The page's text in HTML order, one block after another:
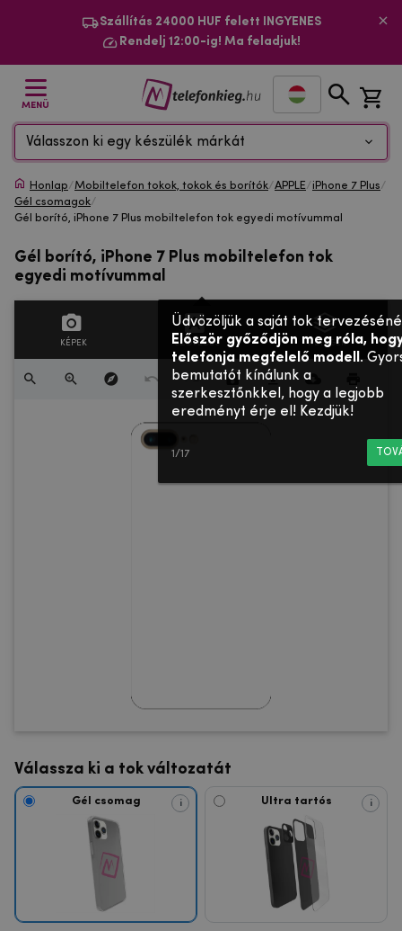
Szállítás 24000 HUF felett INGYENES
Rendelj 12:00-ig! Ma feladjuk!
MENÜ
Válasszon ki egy készülék márkát
Honlap/Mobiltelefon tokok, tokok és borítók/APPLE/iPhone 7 Plus/
Gél csomagok/
Gél borító, iPhone 7 Plus mobiltelefon tok egyedi motívummal
Gél borító, iPhone 7 Plus mobiltelefon tok
egyedi motívummal
KÉPEK SZÖVEGES RÉTEGEK
Válassza ki a tok változatát
Gél csomag i Ultra tartós i
Üdvözöljük a saját tok
Először győződjön meg róla,
telefonja megfelelő modell .
bemutatót kínálunk a
szerkesztőnkkel, hogy a legjobb
eredményt érje el! Kezdjük!
1/17